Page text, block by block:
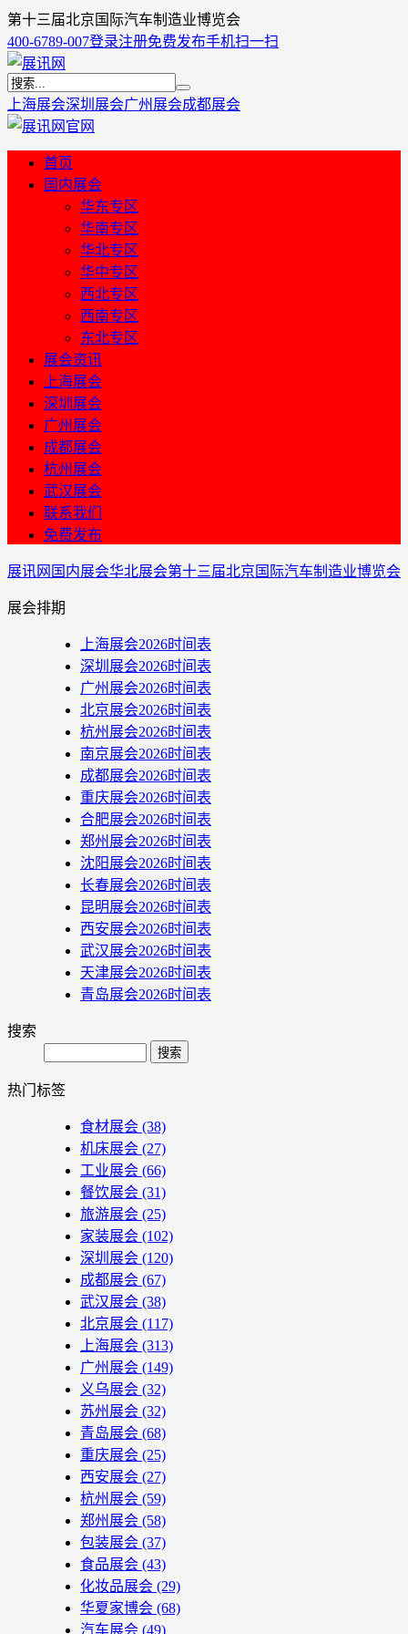
第十三届北京国际汽车制造业博览会
400-6789-007登录注册免费发布手机扫一扫
上海展会深圳展会广州展会成都展会
首页
国内展会
华东专区
华南专区
华北专区
华中专区
西北专区
西南专区
东北专区
展会资讯
上海展会
深圳展会
广州展会
成都展会
杭州展会
武汉展会
联系我们
免费发布
展讯网 国内展会华北展会第十三届北京国际汽车制造业博览会
展会排期
上海展会2026时间表
深圳展会2026时间表
广州展会2026时间表
北京展会2026时间表
杭州展会2026时间表
南京展会2026时间表
成都展会2026时间表
重庆展会2026时间表
合肥展会2026时间表
郑州展会2026时间表
沈阳展会2026时间表
长春展会2026时间表
昆明展会2026时间表
西安展会2026时间表
武汉展会2026时间表
天津展会2026时间表
青岛展会2026时间表
搜索
Search
热门标签
食材展会 (38)
机床展会 (27)
工业展会 (66)
餐饮展会 (31)
旅游展会 (25)
家装展会 (102)
深圳展会 (120)
成都展会 (67)
武汉展会 (38)
北京展会 (117)
上海展会 (313)
广州展会 (149)
义乌展会 (32)
苏州展会 (32)
青岛展会 (68)
重庆展会 (25)
西安展会 (27)
杭州展会 (59)
郑州展会 (58)
包装展会 (37)
食品展会 (43)
化妆品展会 (29)
华夏家博会 (68)
汽车展会 (49)